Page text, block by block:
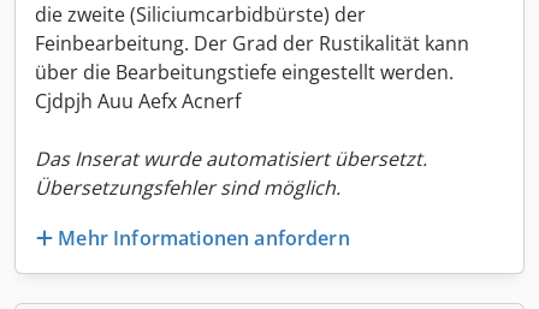
die zweite (Siliciumcarbidbürste) der
Feinbearbeitung. Der Grad der Rustikalität kann
über die Bearbeitungstiefe eingestellt werden.
Cjdpjh Auu Aefx Acnerf
Das Inserat wurde automatisiert übersetzt.
Übersetzungsfehler sind möglich.
Mehr Informationen anfordern